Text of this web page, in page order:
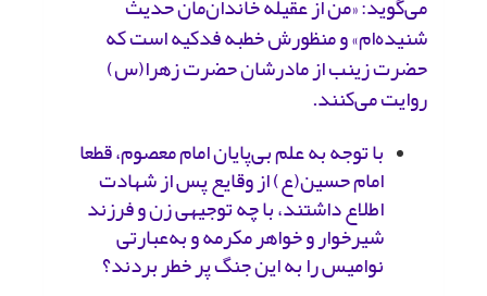
می‌گوید: «من از عقیله خاندان‌مان حدیث
شنیده‌ام» و منظورش خطبه فدکیه است که
حضرت ‌زینب از مادرشان حضرت ‌زهرا(س)
روایت می‌کنند.
با توجه به علم بی‌پایان امام معصوم، قطعا
امام حسین(ع) از وقایع پس از شهادت
اطلاع داشتند، با چه توجیهی زن و فرزند
شیرخوار و خواهر مکرمه و به‌عبارتی
نوامیس را به این جنگ پر خطر بردند؟